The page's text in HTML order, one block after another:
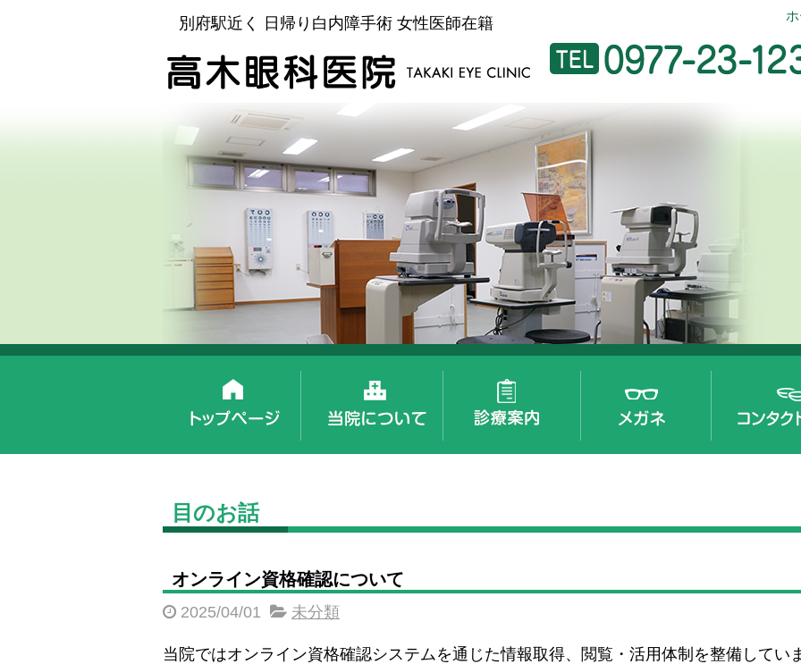
別府駅近く 日帰り白内障手術 女性医師在籍
目のお話
オンライン資格確認について
2025/04/01 未分類
当院ではオンライン資格確認システムを通じた情報取得、閲覧・活用体制を整備してい